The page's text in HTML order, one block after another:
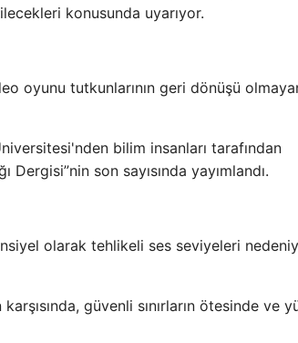
konusunda uyarıyor.
oyunu tutkunlarının geri dönüşü
bilim insanları tarafından
Dergisi”nin son sayısında yayımlandı.
olarak tehlikeli ses seviyeleri
güvenli sınırların ötesinde ve